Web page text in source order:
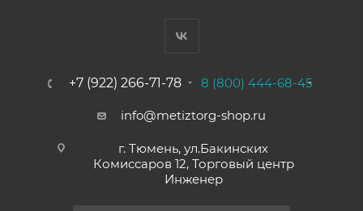
+7 (922) 266-71-78 8 (800) 444-68-45
info@metiztorg-shop.ru
г. Тюмень, ул.Бакинских
Комиссаров 12, Торговый центр
Инженер